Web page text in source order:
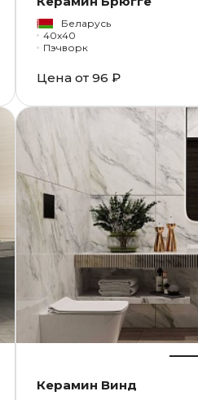
Беларусь
40x40
Пэчворк
Цена от 96 ₽
Керамин Винд